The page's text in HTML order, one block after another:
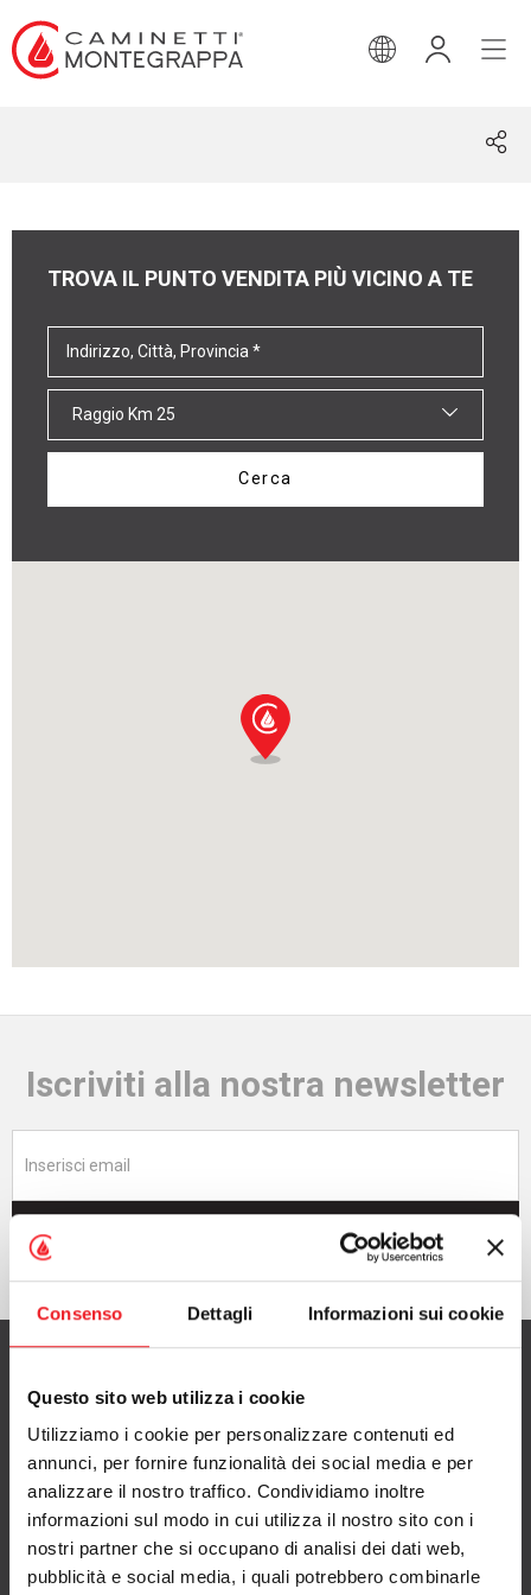
Consenso Dettagli Informazioni sui cookie
Questo sito web utilizza i cookie
Utilizziamo i cookie per personalizzare contenuti ed
annunci, per fornire funzionalità dei social media e per
analizzare il nostro traffico. Condividiamo inoltre
informazioni sul modo in cui utilizza il nostro sito con i
nostri partner che si occupano di analisi dei dati web,
pubblicità e social media, i quali potrebbero combinarle
INGLESE
TROVA IL PUNTO VENDITA PIÙ VICINO A TE
Raggio Km 25
Cerca
Iscriviti alla nostra newsletter
CAMINETTI MONTEGRAPPA S.p.A.
via A. da Bassano 7/9
36020 Pove del Grappa (VI), Italy